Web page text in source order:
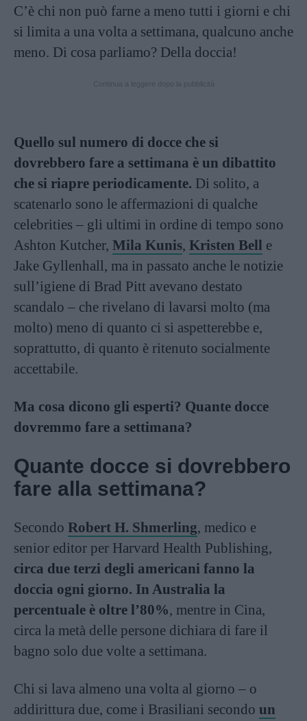
C’è chi non può farne a meno tutti i giorni e chi
si limita a una volta a settimana, qualcuno anche
meno. Di cosa parliamo? Della doccia!
Quello sul numero di docce che si
dovrebbero fare a settimana è un dibattito
che si riapre periodicamente. Di solito, a
scatenarlo sono le affermazioni di qualche
celebrities – gli ultimi in ordine di tempo sono
Ashton Kutcher, Mila Kunis, Kristen Bell e
Jake Gyllenhall, ma in passato anche le notizie
sull’igiene di Brad Pitt avevano destato
scandalo – che rivelano di lavarsi molto (ma
molto) meno di quanto ci si aspetterebbe e,
soprattutto, di quanto è ritenuto socialmente
accettabile.
Ma cosa dicono gli esperti? Quante docce
dovremmo fare a settimana?
Quante docce si dovrebbero
fare alla settimana?
Secondo Robert H. Shmerling, medico e
senior editor per Harvard Health Publishing,
circa due terzi degli americani fanno la
doccia ogni giorno. In Australia la
percentuale è oltre l’80%, mentre in Cina,
circa la metà delle persone dichiara di fare il
bagno solo due volte a settimana.
Chi si lava almeno una volta al giorno – o
addirittura due, come i Brasiliani secondo un